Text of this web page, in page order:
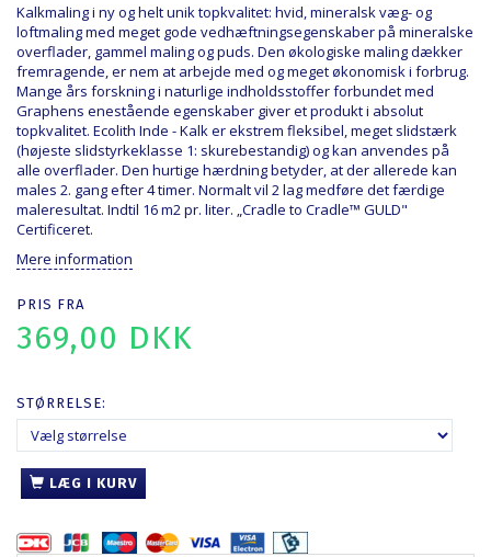
Kalkmaling i ny og helt unik topkvalitet: hvid, mineralsk væg- og
loftmaling med meget gode vedhæftningsegenskaber på mineralske
overflader, gammel maling og puds. Den økologiske maling dækker
fremragende, er nem at arbejde med og meget økonomisk i forbrug.
Mange års forskning i naturlige indholdsstoffer forbundet med
Graphens enestående egenskaber giver et produkt i absolut
topkvalitet. Ecolith Inde - Kalk er ekstrem fleksibel, meget slidstærk
(højeste slidstyrkeklasse 1: skurebestandig) og kan anvendes på
alle overflader. Den hurtige hærdning betyder, at der allerede kan
males 2. gang efter 4 timer. Normalt vil 2 lag medføre det færdige
maleresultat. Indtil 16 m2 pr. liter. „Cradle to Cradle™ GULD"
Certificeret.
Mere information
PRIS FRA
369,00 DKK
STØRRELSE:
LÆG I KURV